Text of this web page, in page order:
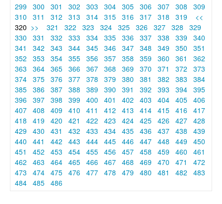
299 300 301 302 303 304 305 306 307 308
309
310
311 312 313 314 315 316 317 318 319
<<
320 >> 321 322 323 324 325 326 327 328
329
330
331 332 333 334 335 336 337 338 339 340
341
342 343 344 345 346 347 348 349 350
351
352
353 354 355 356 357 358 359 360 361
362
363
364 365 366 367 368 369 370 371 372
373
374 375 376 377 378 379 380 381 382 383
384
385 386 387 388 389 390 391 392 393 394 395
396 397 398 399 400 401 402 403 404 405 406
407 408 409 410 411 412 413 414 415 416 417
418
419 420 421 422 423 424 425 426 427 428
429 430 431 432 433 434 435 436 437 438
439
440
441 442 443 444 445 446 447 448 449 450
451
452 453 454 455 456 457 458 459 460
461
462
463 464 465 466 467 468 469 470 471
472
473
474 475 476 477 478 479 480 481 482
483
484 485 486